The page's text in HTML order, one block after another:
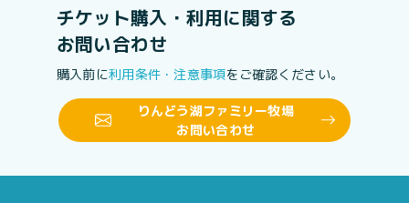
チケット購入・利用に関する
お問い合わせ
購入前に利用条件・注意事項をご確認ください。
りんどう湖ファミリー牧場
お問い合わせ